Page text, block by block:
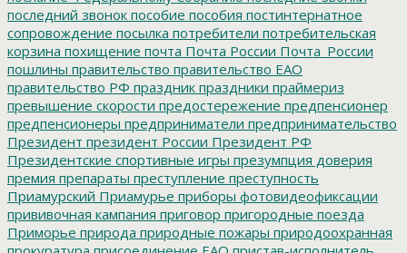
последний звонок пособие пособия постинтернатное
сопровождение посылка потребители потребительская
корзина похищение почта Почта России Почта_России
пошлины правительство правительство ЕАО
правительство РФ праздник праздники праймериз
превышение скорости предостережение предпенсионер
предпенсионеры предприниматели предпринимательство
Президент президент России Президент РФ
Президентские спортивные игры презумпция доверия
премия препараты преступление преступность
Приамурский Приамурье приборы фотовидеофиксации
прививочная кампания приговор пригородные поезда
Приморье природа природные пожары природоохранная